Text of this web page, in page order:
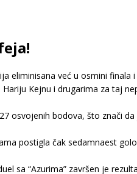
eliminisana već u osmini finala i
Kejnu i drugarima za taj
osvojenih bodova, što znači
postigla čak sedamnaest
sa “Azurima” završen je